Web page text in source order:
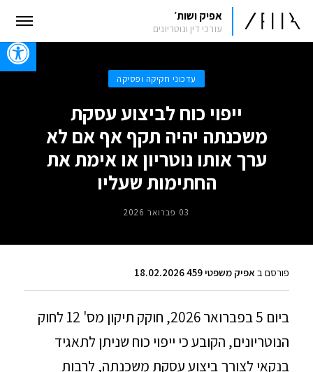
אפיק ושות׳
עורכי דין ונוטריונים
עדכוני חקיקה ופסיקה
ייפוי כוח לביצוע עסקת
משכנתה יהיה תקף אף אם לא
ערך אותו נוטריון או אימת את
החתימות שעליו
03 פברואר 2026
פורסם ב אפיק משפטי 459 18.02.2026
ביום 5 בפברואר 2026, חוקק תיקון מס' 12 לחוק
הנוטריונים, הקובע כי ייפוי כוח שניתן לתאגיד
בנקאי לצורך ביצוע עסקת משכנתה, לרבות